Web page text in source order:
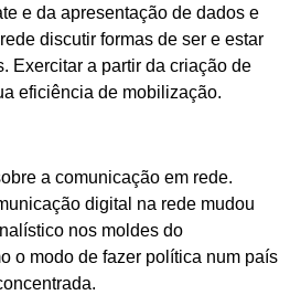
e da apresentação de dados e
discutir formas de ser e estar
Exercitar a partir da criação de
eficiência de mobilização.
a comunicação em rede.
digital na rede mudou
nos moldes do
o modo de fazer política num país